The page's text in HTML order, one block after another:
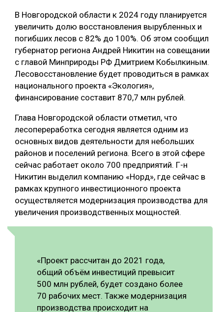
ЛЕСОВОССТАНОВЛЕНИЕ И ЗАЩИТА
ЛОГИСТИКА
ПРОИЗВОДСТВО ДРЕВЕСНЫХ ПЛИТ
ЦБП
КОМПЛЕКСНАЯ ПЕРЕРАБОТКА
ЛЕСОПИЛЕНИЕ
ДЕРЕВЯННОЕ ДОМОСТРОЕНИЕ
БЕЗОПАСНОЕ ПРОИЗВОДСТВО
СОРТИРОВКА ДРЕВЕСИНЫ
СУШКА ДРЕВЕСИНЫ
МЕБЕЛЬНОЕ ПРОИЗВОДСТВО
ТЕМАТИЧЕСКИЕ ПРОЕКТЫ
ПОДБОРКИ СТАТЕЙ
В Новгородской области к 2024 году планируется
увеличить долю восстановления вырубленных и
погибших лесов с 82% до 100%. Об этом сообщил
губернатор региона Андрей Никитин на совещании
с главой Минприроды РФ Дмитрием Кобылкиным.
Лесовосстановление будет проводиться в рамках
национального проекта «Экология»,
финансирование составит 870,7 млн рублей.
Глава Новгородской области отметил, что
лесопереработка сегодня является одним из
основных видов деятельности для небольших
районов и поселений региона. Всего в этой сфере
сейчас работает около 700 предприятий. Г-н
Никитин выделил компанию «Норд», где сейчас в
рамках крупного инвестиционного проекта
осуществляется модернизация производства для
увеличения производственных мощностей.
«Проект рассчитан до 2021 года,
общий объём инвестиций превысит
500 млн рублей, будет создано более
70 рабочих мест. Также модернизация
производства происходит на